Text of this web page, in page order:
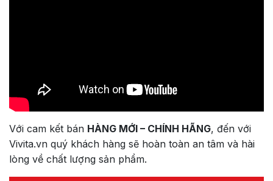
Với cam kết bán HÀNG MỚI – CHÍNH HÃNG, đến với
Vivita.vn quý khách hàng sẽ hoàn toàn an tâm và hài
lòng về chất lượng sản phẩm.